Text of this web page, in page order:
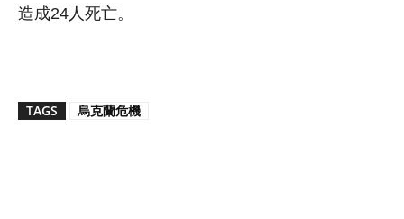
造成24人死亡。
TAGS 烏克蘭危機